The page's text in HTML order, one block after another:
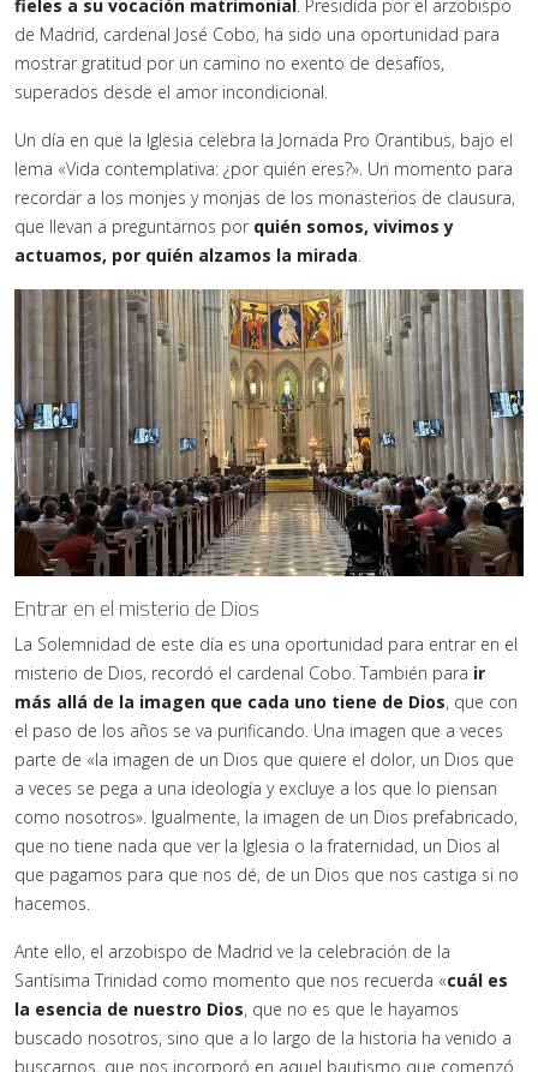
fieles a su vocación matrimonial. Presidida por el arzobispo
de Madrid, cardenal José Cobo, ha sido una oportunidad para
mostrar gratitud por un camino no exento de desafíos,
superados desde el amor incondicional.
Un día en que la Iglesia celebra la Jornada Pro Orantibus, bajo el
lema «Vida contemplativa: ¿por quién eres?». Un momento para
recordar a los monjes y monjas de los monasterios de clausura,
que llevan a preguntarnos por quién somos, vivimos y
actuamos, por quién alzamos la mirada.
Entrar en el misterio de Dios
La Solemnidad de este día es una oportunidad para entrar en el
misterio de Dios, recordó el cardenal Cobo. También para ir
más allá de la imagen que cada uno tiene de Dios, que con
el paso de los años se va purificando. Una imagen que a veces
parte de «la imagen de un Dios que quiere el dolor, un Dios que
a veces se pega a una ideología y excluye a los que lo piensan
como nosotros». Igualmente, la imagen de un Dios prefabricado,
que no tiene nada que ver la Iglesia o la fraternidad, un Dios al
que pagamos para que nos dé, de un Dios que nos castiga si no
hacemos.
Ante ello, el arzobispo de Madrid ve la celebración de la
Santísima Trinidad como momento que nos recuerda «cuál es
la esencia de nuestro Dios, que no es que le hayamos
buscado nosotros, sino que a lo largo de la historia ha venido a
buscarnos, que nos incorporó en aquel bautismo que comenzó